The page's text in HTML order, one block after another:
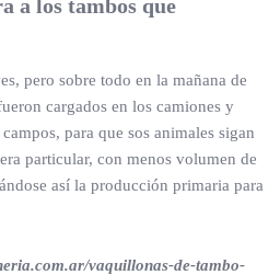
a los tambos que
pero sobre todo en la mañana de
cargados en los camiones y
para que sos animales sigan
particular, con menos volumen de
así la producción primaria para
vaquillonas-de-tambo-